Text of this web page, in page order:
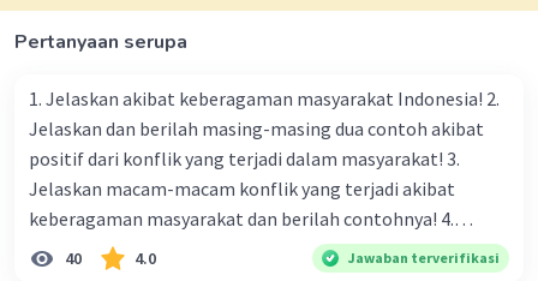
Pertanyaan serupa
1. Jelaskan akibat keberagaman masyarakat Indonesia! 2.
Jelaskan dan berilah masing-masing dua contoh akibat
positif dari konflik yang terjadi dalam masyarakat! 3.
Jelaskan macam-macam konflik yang terjadi akibat
keberagaman masyarakat dan berilah contohnya! 4.
Mengapa dalam masyarakat yang memiliki keberagaman
40 4.0 Jawaban terverifikasi